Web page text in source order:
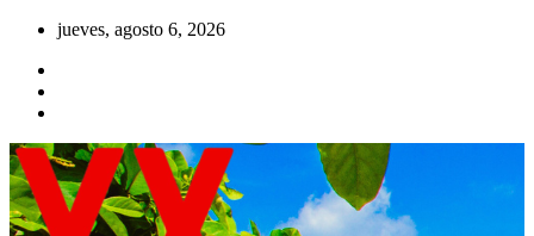
Saltar
contenido
jueves, agosto 6, 2026